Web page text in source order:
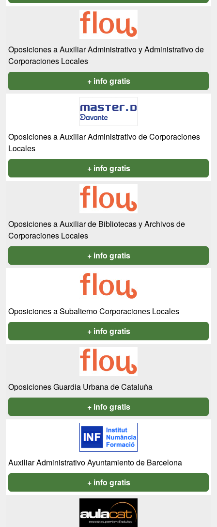
Oposiciones a Auxiliar Administrativo y Administrativo de
Corporaciones Locales
+ info gratis
Oposiciones a Auxiliar Administrativo de Corporaciones
Locales
+ info gratis
Oposiciones a Auxiliar de Bibliotecas y Archivos de
Corporaciones Locales
+ info gratis
Oposiciones a Subalterno Corporaciones Locales
+ info gratis
Oposiciones Guardia Urbana de Cataluña
+ info gratis
Auxiliar Administrativo Ayuntamiento de Barcelona
+ info gratis